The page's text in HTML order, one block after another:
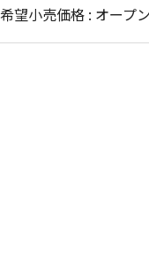
希望小売価格 : オープ